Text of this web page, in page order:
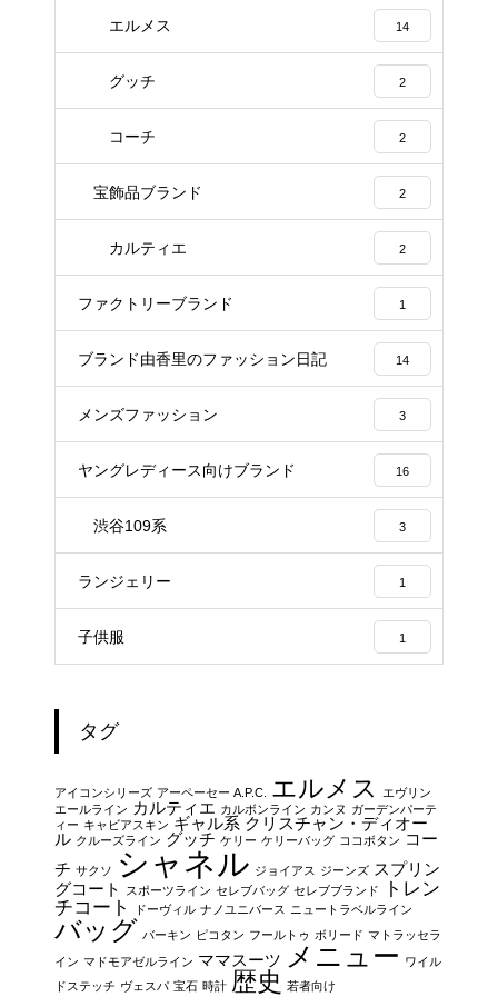
エルメス 14
グッチ 2
コーチ 2
宝飾品ブランド 2
カルティエ 2
ファクトリーブランド 1
ブランド由香里のファッション日記 14
メンズファッション 3
ヤングレディース向けブランド 16
渋谷109系 3
ランジェリー 1
子供服 1
タグ
アイコンシリーズ アーペーセー A.P.C. エルメス
エヴリン
エールライン カルティエ カルボンライン カンヌ ガーデンパーテ
ィー キャビアスキン ギャル系 クリスチャン・ディオー
ル クルーズライン グッチ ケリー ケリーバッグ ココボタン コー
チ サクソ シャネル ジョイアス ジーンズ スプリン
グコート
スポーツライン セレブバッグ セレブブランド
トレン
チコート
ドーヴィル ナノユニバース ニュートラベルライン
バッグ バーキン ピコタン フールトゥ ボリード マトラッセラ
イン マドモアゼルライン ママスーツ メニュー ワイル
ドステッチ ヴェスパ 宝石 時計 歴史 若者向け